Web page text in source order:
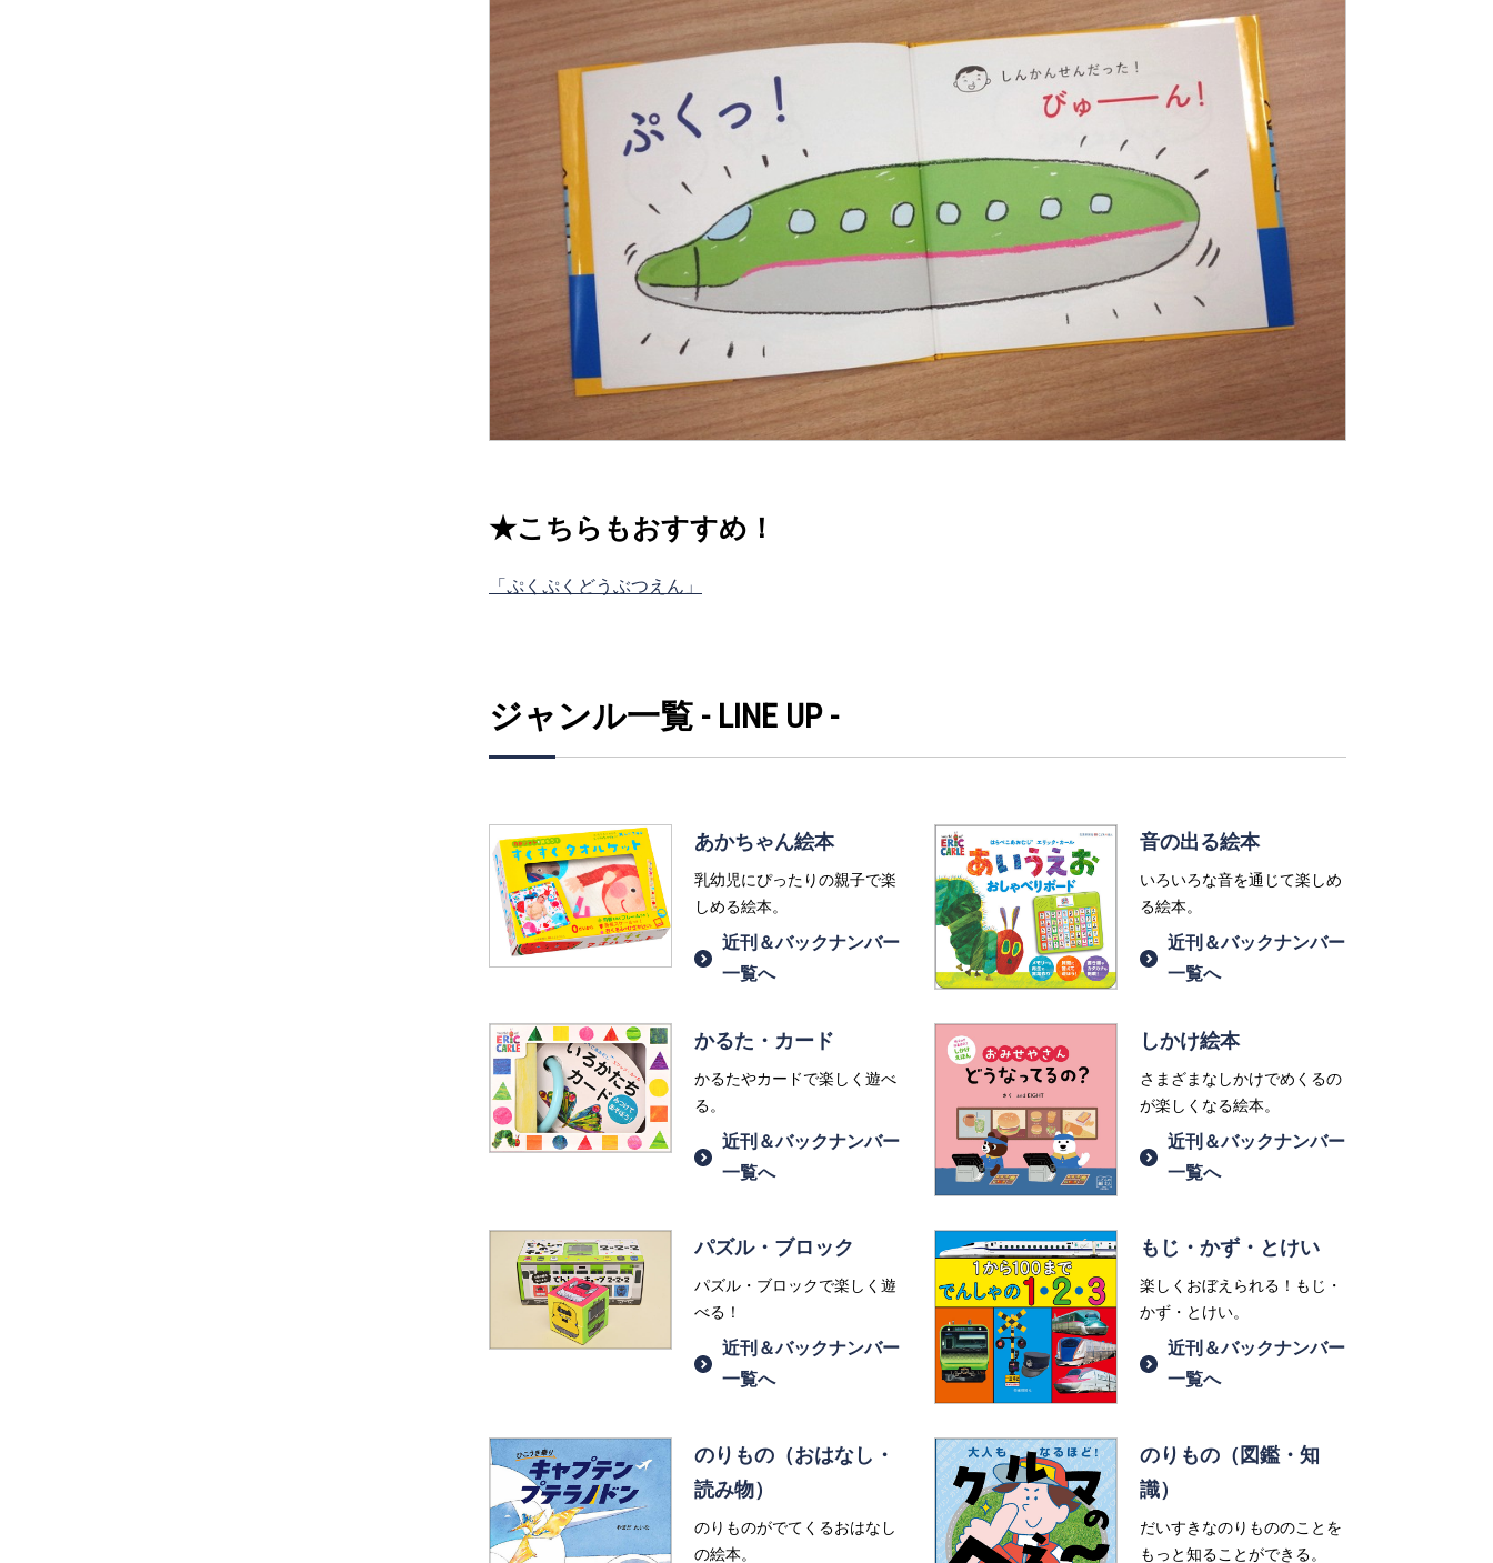
★こちらもおすすめ！
「ぷくぷくどうぶつえん」
ジャンル一覧 - LINE UP -
あかちゃん絵本
乳幼児にぴったりの親子で楽
しめる絵本。
近刊＆バックナンバー
一覧へ
音の出る絵本
いろいろな音を通じて楽しめ
る絵本。
近刊＆バックナンバー
一覧へ
かるた・カード
かるたやカードで楽しく遊べ
る。
近刊＆バックナンバー
一覧へ
しかけ絵本
さまざまなしかけでめくるの
が楽しくなる絵本。
近刊＆バックナンバー
一覧へ
パズル・ブロック
パズル・ブロックで楽しく遊
べる！
近刊＆バックナンバー
一覧へ
もじ・かず・とけい
楽しくおぼえられる！もじ・
かず・とけい。
近刊＆バックナンバー
一覧へ
のりもの（おはなし・
読み物）
のりものがでてくるおはなし
の絵本。
のりもの（図鑑・知
識）
だいすきなのりもののことを
もっと知ることができる。